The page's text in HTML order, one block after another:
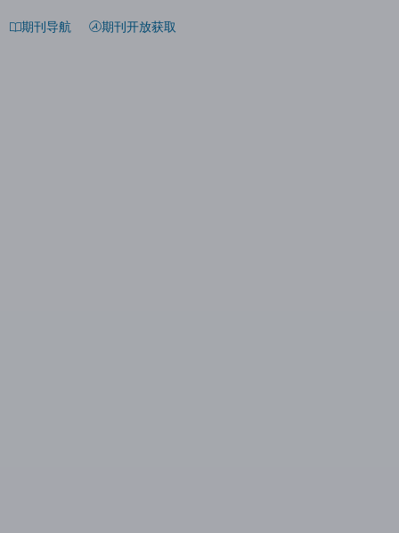
期刊导航 期刊开放获取